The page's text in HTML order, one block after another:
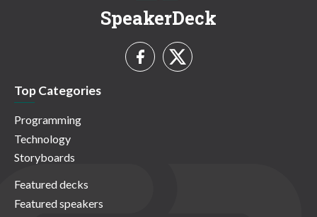
SpeakerDeck
Top Categories
Programming
Technology
Storyboards
Featured decks
Featured speakers